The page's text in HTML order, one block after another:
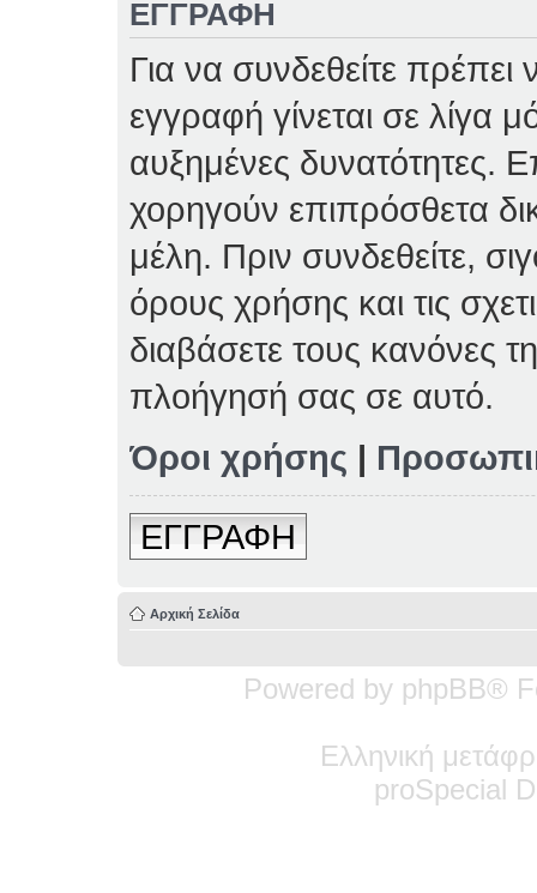
ΕΓΓΡΑΦΗ
Για να συνδεθείτε
εγγραφή γίνεται σε λίγα
αυξημένες δυνατότητες.
χορηγούν επιπρόσθετα
μέλη. Πριν συνδεθείτε,
όρους χρήσης και τις
διαβάσετε τους κανόνες
πλοήγησή σας σε αυτό.
Όροι χρήσης |
ΕΓΓΡΑΦΗ
Αρχική Σελίδα
Powered by phpBB®
Ελληνική
proSpecial